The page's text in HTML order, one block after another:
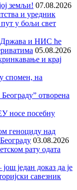
земљи! 07.08.2026
и уредник
у бољи свет
Држава и НИС ће
05.08.2026
и крај
спомен, на
отворена
носе посебну
геноциду над
03.08.2026
рату одата
један доказ да је
савезник